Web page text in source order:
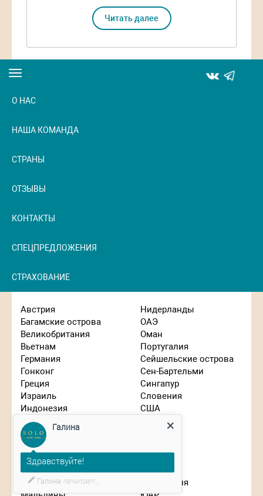
Читать далее
Toggle
О НАС
НАША КОМАНДА
СТРАНЫ
ОТЗЫВЫ
КОНТАКТЫ
СПЕЦПРЕДЛОЖЕНИЯ
СТРАХОВАНИЕ
Австрия
Багамские острова
Великобритания
Вьетнам
Германия
Гонконг
Греция
Израиль
Индонезия
Иордания
Испания
Италия
Кипр
Китай
Маврикий
Нидерланды
ОАЭ
Оман
Португалия
Сейшельские острова
Сен-Бартельми
Сингапур
Словения
США
Таиланд
Чехия
Швейцария
Галина
Здравствуйте!
Планируете путешествие?